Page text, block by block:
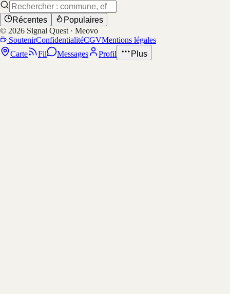
Récentes
Populaires
© 2026 Signal Quest · Meovo
SoutenirConfidentialitéCGVMentions légales
Carte
Fil Messages Profil Plus